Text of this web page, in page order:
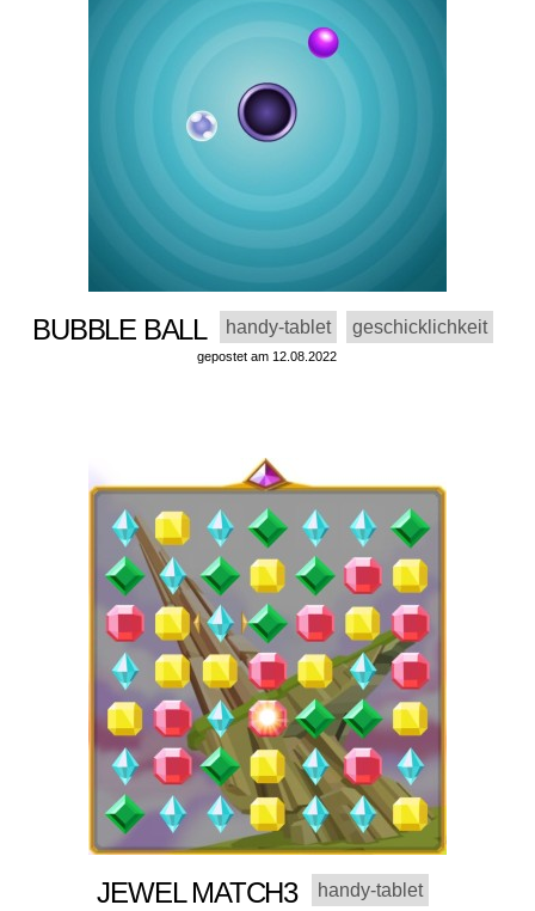
BUBBLE BALL handy-tablet geschicklichkeit
gepostet am 12.08.2022
JEWEL MATCH3 handy-tablet